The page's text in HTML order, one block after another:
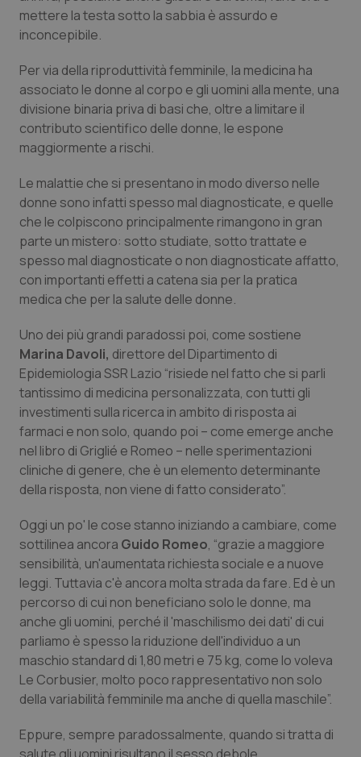
Valle D’Aosta
Veneto
Oncodermatologia
Oncoematologia
Oncologia & Nutrizione
Quotidiano Cardiologia
Quotidiano Chirurgia
Quotidiano Oncologia
Quotidiano Pediatria
Rene & patologie urogenitali
Salute orale & impianti
Sangue & coagulazione
Tiroide
Tumore al seno
Tumore ovarico
Tumori del Polmone & Testa Collo
Tumori gastrointestinali
Ulcera & Reflusso
Vaccini
mettere la testa sotto la sabbia è assurdo e
inconcepibile.
Per via della riproduttività femminile, la medicina ha
associato le donne al corpo e gli uomini alla mente, una
divisione binaria priva di basi che, oltre a limitare il
contributo scientifico delle donne, le espone
maggiormente a rischi.
Le malattie che si presentano in modo diverso nelle
donne sono infatti spesso mal diagnosticate, e quelle
che le colpiscono principalmente rimangono in gran
parte un mistero: sotto studiate, sotto trattate e
spesso mal diagnosticate o non diagnosticate affatto,
con importanti effetti a catena sia per la pratica
medica che per la salute delle donne.
Uno dei più grandi paradossi poi, come sostiene
Marina Davoli, direttore del Dipartimento di
Epidemiologia SSR Lazio “risiede nel fatto che si parli
tantissimo di medicina personalizzata, con tutti gli
investimenti sulla ricerca in ambito di risposta ai
farmaci e non solo, quando poi – come emerge anche
nel libro di Griglié e Romeo – nelle sperimentazioni
cliniche di genere, che è un elemento determinante
della risposta, non viene di fatto considerato”.
Oggi un po' le cose stanno iniziando a cambiare, come
sottilinea ancora Guido Romeo, “grazie a maggiore
sensibilità, un'aumentata richiesta sociale e a nuove
leggi. Tuttavia c'è ancora molta strada da fare. Ed è un
percorso di cui non beneficiano solo le donne, ma
anche gli uomini, perché il 'maschilismo dei dati' di cui
parliamo è spesso la riduzione dell'individuo a un
maschio standard di 1,80 metri e 75 kg, come lo voleva
Le Corbusier, molto poco rappresentativo non solo
della variabilità femminile ma anche di quella maschile”.
Eppure, sempre paradossalmente, quando si tratta di